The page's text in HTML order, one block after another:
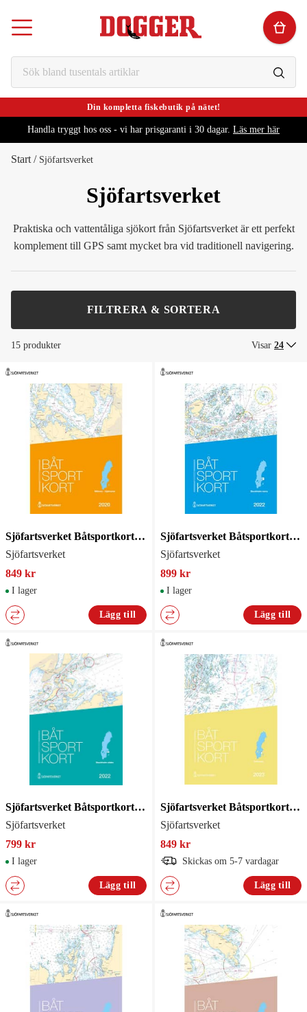
Din kompletta fiskebutik på nätet!
Handla tryggt hos oss - vi har prisgaranti i 30 dagar. Läs mer här
Start / Sjöfartsverket
Sjöfartsverket
Praktiska och vattentåliga sjökort från Sjöfartsverket är ett perfekt
komplement till GPS samt mycket bra vid traditionell navigering.
FILTRERA & SORTERA
15 produkter Visar 24
Sjöfartsverket Båtsportkort Mälaren-Hjälmaren
Sjöfartsverket
849 kr
I lager
Lägg till
Sjöfartsverket Båtsportkort Sthlm Norra
Sjöfartsverket
899 kr
I lager
Lägg till
Sjöfartsverket Båtsportkort Sthlm Södra
Sjöfartsverket
799 kr
I lager
Lägg till
Sjöfartsverket Båtsportkort Ostkusten
Sjöfartsverket
849 kr
Skickas om 5-7 vardagar
Lägg till